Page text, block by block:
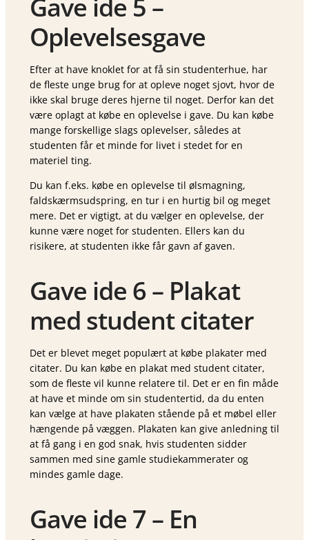
Gave ide 5 –
Oplevelsesgave
Efter at have knoklet for at få sin studenterhue, har
de fleste unge brug for at opleve noget sjovt, hvor de
ikke skal bruge deres hjerne til noget. Derfor kan det
være oplagt at købe en oplevelse i gave. Du kan købe
mange forskellige slags oplevelser, således at
studenten får et minde for livet i stedet for en
materiel ting.
Du kan f.eks. købe en oplevelse til ølsmagning,
faldskærmsudspring, en tur i en hurtig bil og meget
mere. Det er vigtigt, at du vælger en oplevelse, der
kunne være noget for studenten. Ellers kan du
risikere, at studenten ikke får gavn af gaven.
Gave ide 6 – Plakat
med student citater
Det er blevet meget populært at købe plakater med
citater. Du kan købe en plakat med student citater,
som de fleste vil kunne relatere til. Det er en fin måde
at have et minde om sin studentertid, da du enten
kan vælge at have plakaten stående på et møbel eller
hængende på væggen. Plakaten kan give anledning til
at få gang i en god snak, hvis studenten sidder
sammen med sine gamle studiekammerater og
mindes gamle dage.
Gave ide 7 – En